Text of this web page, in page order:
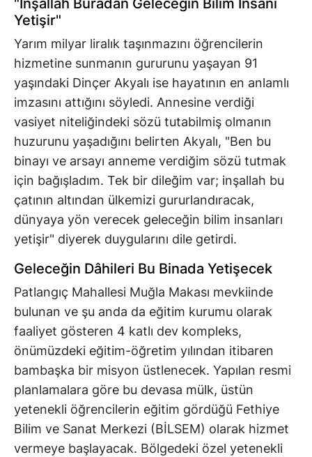
Yetişir"
Yarım milyar liralık taşınmazını öğrencilerin
hizmetine sunmanın gururunu yaşayan 91
yaşındaki Dinçer Akyalı ise hayatının en anlamlı
imzasını attığını söyledi. Annesine verdiği
vasiyet niteliğindeki sözü tutabilmiş olmanın
huzurunu yaşadığını belirten Akyalı, "Ben bu
binayı ve arsayı anneme verdiğim sözü tutmak
için bağışladım. Tek bir dileğim var; inşallah bu
çatının altından ülkemizi gururlandıracak,
dünyaya yön verecek geleceğin bilim insanları
yetişir" diyerek duygularını dile getirdi.
Geleceğin Dâhileri Bu Binada Yetişecek
Patlangıç Mahallesi Muğla Makası mevkiinde
bulunan ve şu anda da eğitim kurumu olarak
faaliyet gösteren 4 katlı dev kompleks,
önümüzdeki eğitim-öğretim yılından itibaren
bambaşka bir misyon üstlenecek. Yapılan resmi
planlamalara göre bu devasa mülk, üstün
yetenekli öğrencilerin eğitim gördüğü Fethiye
Bilim ve Sanat Merkezi (BİLSEM) olarak hizmet
vermeye başlayacak. Bölgedeki özel yetenekli